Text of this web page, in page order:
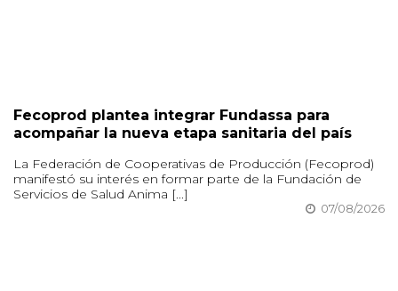
Fecoprod plantea integrar Fundassa para
acompañar la nueva etapa sanitaria del país
La Federación de Cooperativas de Producción (Fecoprod)
manifestó su interés en formar parte de la Fundación de
Servicios de Salud Anima [...]
07/08/2026